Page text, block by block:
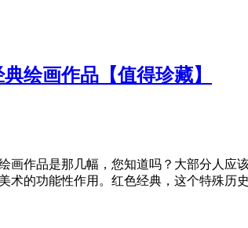
绘画作品【值得珍藏】
画作品是那几幅，您知道吗？大部分人应
术的功能性作用。红色经典，这个特殊历